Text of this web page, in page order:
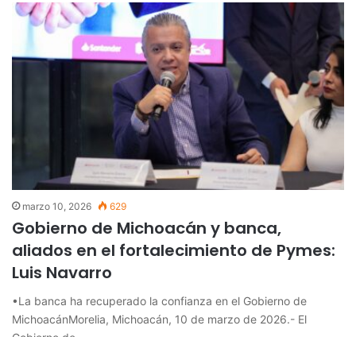
marzo 10, 2026 629
Gobierno de Michoacán y banca,
aliados en el fortalecimiento de Pymes:
Luis Navarro
•La banca ha recuperado la confianza en el Gobierno de
MichoacánMorelia, Michoacán, 10 de marzo de 2026.- El